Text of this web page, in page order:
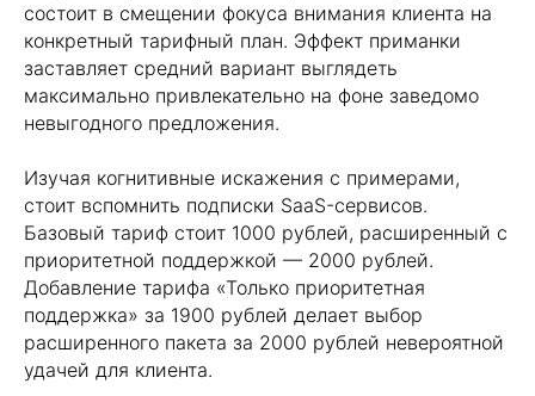
состоит в смещении фокуса внимания клиента на
конкретный тарифный план. Эффект приманки
заставляет средний вариант выглядеть
максимально привлекательно на фоне заведомо
невыгодного предложения.
Изучая когнитивные искажения с примерами,
стоит вспомнить подписки SaaS-сервисов.
Базовый тариф стоит 1000 рублей, расширенный с
приоритетной поддержкой — 2000 рублей.
Добавление тарифа «Только приоритетная
поддержка» за 1900 рублей делает выбор
расширенного пакета за 2000 рублей невероятной
удачей для клиента.